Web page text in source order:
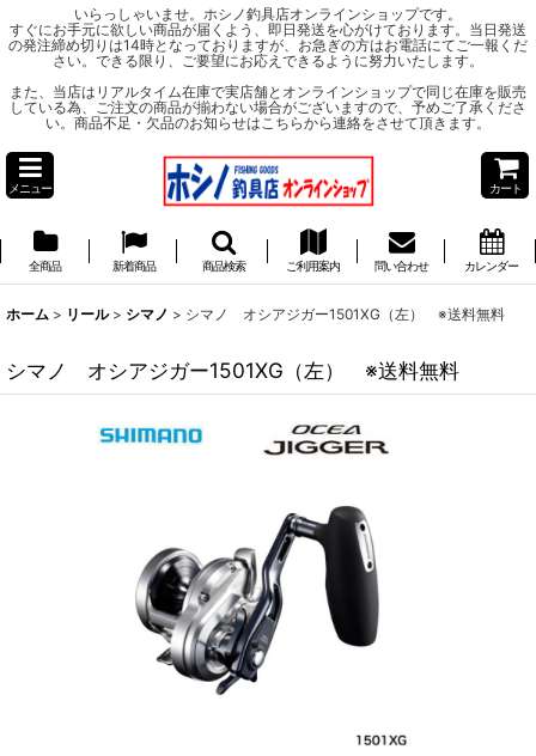
いらっしゃいませ。ホシノ釣具店オンラインショップです。
すぐにお手元に欲しい商品が届くよう、即日発送を心がけております。当日発送
の発注締め切りは14時となっておりますが、お急ぎの方はお電話にてご一報くだ
さい。できる限り、ご要望にお応えできるように努力いたします。
また、当店はリアルタイム在庫で実店舗とオンラインショップで同じ在庫を販売
している為、ご注文の商品が揃わない場合がございますので、予めご了承くださ
い。商品不足・欠品のお知らせはこちらから連絡をさせて頂きます。
メニュー カート
全商品 新着商品 商品検索 ご利用案内 問い合わせ カレンダー
ホーム > リール > シマノ > シマノ オシアジガー1501XG（左） ※送料無料
シマノ オシアジガー1501XG（左） ※送料無料